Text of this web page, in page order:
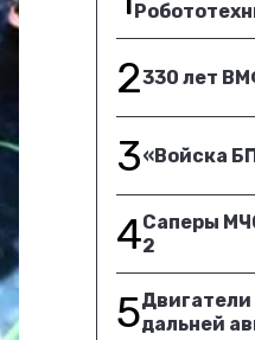
2330 лет
3«Войска
4Саперы
2
5дальней